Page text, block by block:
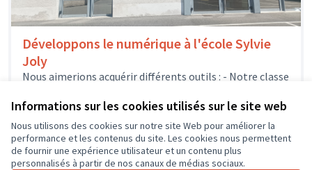
Informations sur les cookies utilisés sur le site web
Nous utilisons des cookies sur notre site Web pour améliorer la
performance et les contenus du site. Les cookies nous permettent
de fournir une expérience utilisateur et un contenu plus
personnalisés à partir de nos canaux de médias sociaux.
Développons le numérique à l'école Sylvie
Joly
Nous aimerions acquérir différents outils : - Notre classe
ordinateurs portables, afin que les élèves...